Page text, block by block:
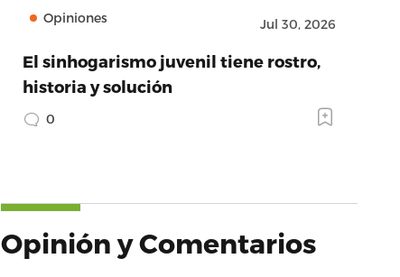
Opiniones Jul 30, 2026
El sinhogarismo juvenil tiene rostro,
historia y solución
0
Opinión y Comentarios